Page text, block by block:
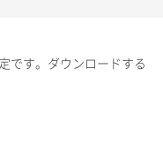
です。ダウンロードする